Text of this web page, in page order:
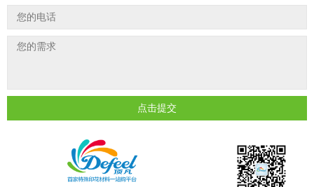
反光粉能用在注塑工艺上吗？
反光粉可以混合其他颜料一起使用吗...
点击提交